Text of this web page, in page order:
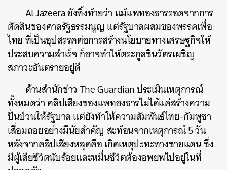
Al Jazeera ยังทิ้งท้ายว่า แม้แพทองธารรอดจากการ
ตัดสินของศาลรัฐธรรมนูญ แต่รัฐบาลผสมของพรรคเพื่อ
ไทย ที่เป็นอุปสรรคต่อการสร้างนโยบายทางเศรษฐกิจให้
ประสบความสำเร็จ ก็อาจทำให้ตระกูลชินวัตรเผชิญ
สภาวะอันตรายอยู่ดี
ด้านสำนักข่าว The Guardian ประเมินเหตุการณ์
ทั้งหมดว่า คลิปเสียงของแพทองธารไม่ได้แค่สร้างความ
ปั่นป่วนให้รัฐบาล แต่ยังทำให้ความสัมพันธ์ไทย-กัมพูชา
เสื่อมถอยอย่างมีนัยสำคัญ สะท้อนจากเหตุการณ์ 5 วัน
หลังจากคลิปเสียงหลุดคือ เกิดเหตุปะทะทางชายแดน ซึ่ง
มีผู้เสียชีวิตนับร้อยและหมื่นชีวิตต้องอพยพไปอยู่ในที่